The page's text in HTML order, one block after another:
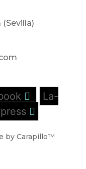
(Sevilla)
La-
by Carapillo™